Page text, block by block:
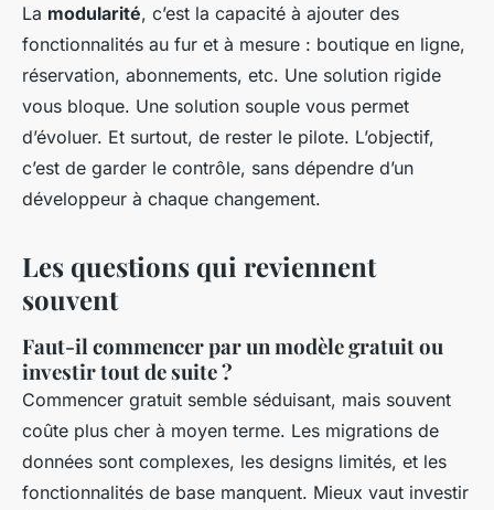
La modularité, c’est la capacité à ajouter des
fonctionnalités au fur et à mesure : boutique en ligne,
réservation, abonnements, etc. Une solution rigide
vous bloque. Une solution souple vous permet
d’évoluer. Et surtout, de rester le pilote. L’objectif,
c’est de garder le contrôle, sans dépendre d’un
développeur à chaque changement.
Les questions qui reviennent
souvent
Faut-il commencer par un modèle gratuit ou
investir tout de suite ?
Commencer gratuit semble séduisant, mais souvent
coûte plus cher à moyen terme. Les migrations de
données sont complexes, les designs limités, et les
fonctionnalités de base manquent. Mieux vaut investir